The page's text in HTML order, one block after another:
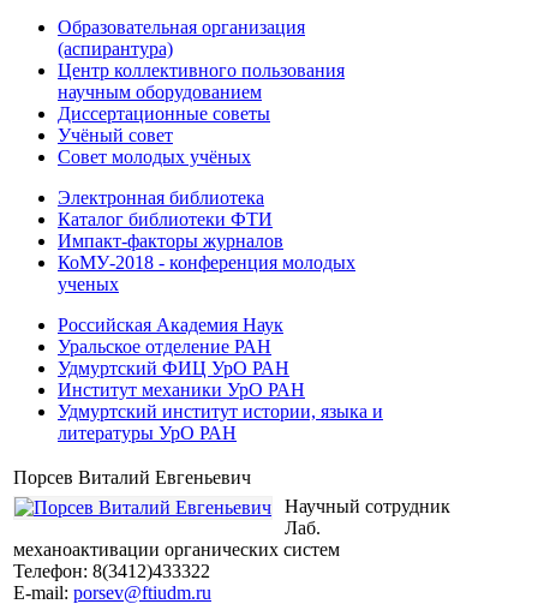
Образовательная организация
(аспирантура)
Центр коллективного пользования
научным оборудованием
Диссертационные советы
Учёный совет
Совет молодых учёных
Электронная библиотека
Каталог библиотеки ФТИ
Импакт-факторы журналов
КоМУ-2018 - конференция молодых
ученых
Российская Академия Наук
Уральское отделение РАН
Удмуртский ФИЦ УрО РАН
Институт механики УрО РАН
Удмуртский институт истории, языка и
литературы УрО РАН
Порсев Виталий Евгеньевич
Научный сотрудник
Лаб.
механоактивации органических систем
Телефон: 8(3412)433322
E-mail: porsev@ftiudm.ru